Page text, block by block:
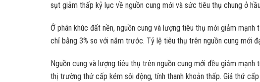
sụt giảm thấp kỷ lục về nguồn cung mới và sức tiêu thụ chung ở
Ở phân khúc đất nền, nguồn cung và lượng tiêu thụ mới giảm
chỉ bằng 3% so với năm trước. Tỷ lệ tiêu thụ trên nguồn cung mới
Nguồn cung và lượng tiêu thụ trên nguồn cung mới đều giảm
thị trường thứ cấp kém sôi động, tính thanh khoản thấp. Giá thứ